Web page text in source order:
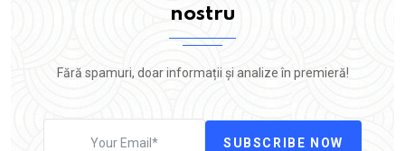
nostru
Fără spamuri, doar informații și analize în premieră!
SUBSCRIBE NOW